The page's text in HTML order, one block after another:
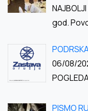
god.
06/08/
PISMO